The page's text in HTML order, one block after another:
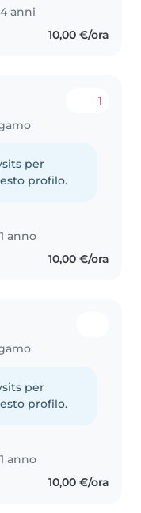
anni
10,00 €/ora
1
per
profilo.
anno
10,00 €/ora
per
profilo.
anno
10,00 €/ora